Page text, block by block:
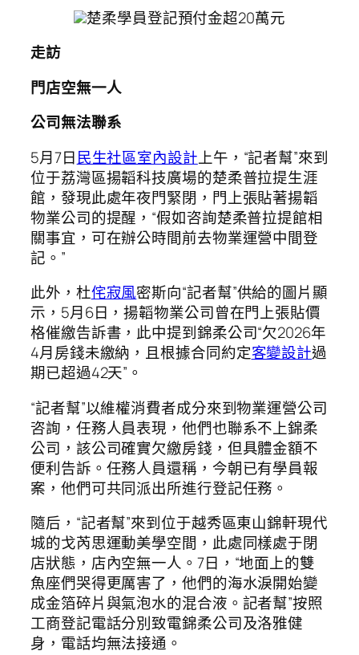
楚柔學員登記預付金超20萬元
走訪
門店空無一人
公司無法聯系
5月7日民生社區室內設計上午，“記者幫”來到
位于荔灣區揚韜科技廣場的楚柔普拉提生涯
館，發現此處年夜門緊閉，門上張貼著揚韜
物業公司的提醒，“假如咨詢楚柔普拉提館相
關事宜，可在辦公時間前去物業運營中間登
記。”
此外，杜侘寂風密斯向“記者幫”供給的圖片顯
示，5月6日，揚韜物業公司曾在門上張貼價
格催繳告訴書，此中提到錦柔公司“欠2026年
4月房錢未繳納，且根據合同約定客變設計過
期已超過42天”。
“記者幫”以維權消費者成分來到物業運營公司
咨詢，任務人員表現，他們也聯系不上錦柔
公司，該公司確實欠繳房錢，但具體金額不
便利告訴。任務人員還稱，今朝已有學員報
案，他們可共同派出所進行登記任務。
隨后，“記者幫”來到位于越秀區東山錦軒現代
城的戈芮思運動美學空間，此處同樣處于閉
店狀態，店內空無一人。7日，“地面上的雙
魚座們哭得更厲害了，他們的海水淚開始變
成金箔碎片與氣泡水的混合液。記者幫”按照
工商登記電話分別致電錦柔公司及洛雅健
身，電話均無法接通。